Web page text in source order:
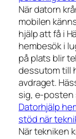
När datorn
mobilen
hjälp att få i
hembesök i
på plats blir
dessutom till
avdraget.
sig, e-posten
Datorhjälp
stöd när
När tekniken